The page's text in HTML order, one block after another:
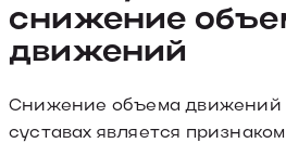
снижение
движений
Снижение объема движений
суставах является